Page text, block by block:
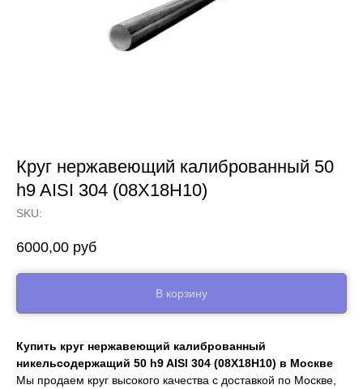
Круг нержавеющий калиброванный 50
h9 AISI 304 (08Х18Н10)
SKU:
6000,00 руб
В корзину
Купить круг нержавеющий калиброванный
никельсодержащий 50 h9 AISI 304 (08Х18Н10) в Москве
Мы продаем круг высокого качества с доставкой по Москве,